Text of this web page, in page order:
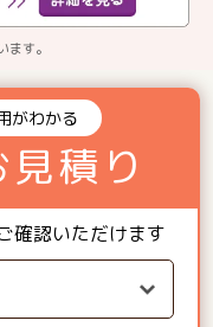
す。
がわかる
見積り
確認いただけます